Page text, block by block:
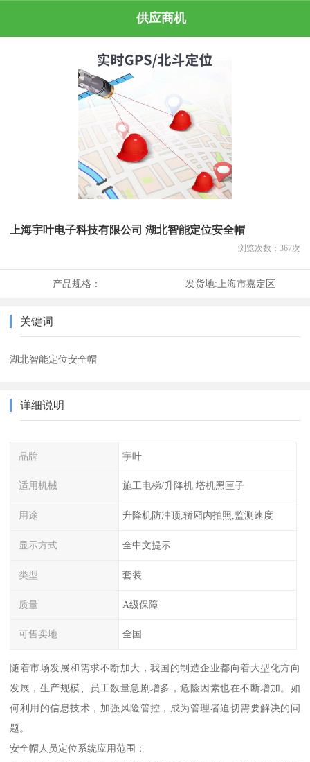
供应商机
上海宇叶电子科技有限公司 湖北智能定位安全帽
浏览次数： 367次
产品规格： 发货地:上海市嘉定区
关键词
湖北智能定位安全帽
详细说明
品牌 宇叶
适用机械 施工电梯/升降机 塔机黑匣子
用途 升降机防冲顶,轿厢内拍照,监测速度
显示方式 全中文提示
类型 套装
质量 A级保障
可售卖地 全国
随着市场发展和需求不断加大，我国的制造企业都向着大型化方向
发展，生产规模、员工数量急剧增多，危险因素也在不断增加。如
何利用的信息技术，加强风险管控，成为管理者迫切需要解决的问
题。
安全帽人员定位系统应用范围：